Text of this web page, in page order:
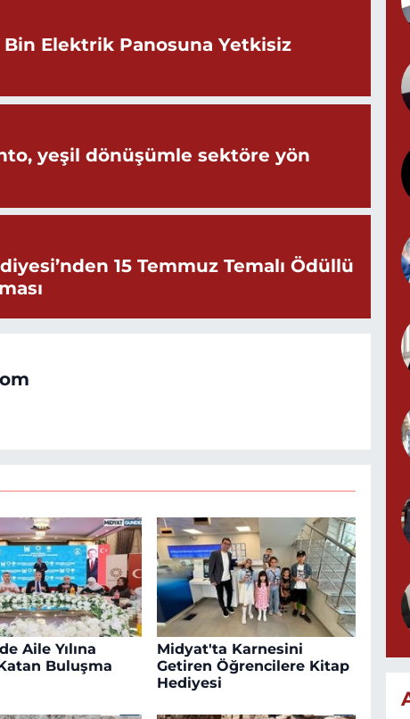
Elektrik Panosuna Yetkisiz
yeşil dönüşümle sektöre yön
15 Temmuz Temalı Ödüllü
Aile Yılına
Buluşma
Midyat'ta Karnesini
Getiren Öğrencilere Kitap
Hediyesi